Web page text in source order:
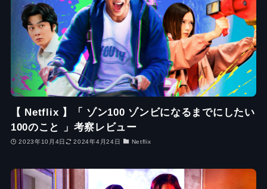
【 Netflix 】「 ゾン100 ゾンビになるまでにしたい
100のこと 」考察レビュー
2023年10月4日 2024年4月24日 Netflix